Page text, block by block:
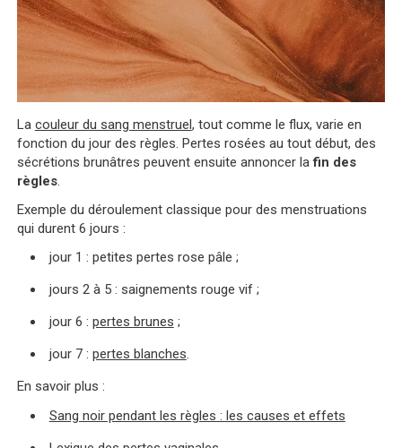
La couleur du sang menstruel, tout comme le flux, varie en
fonction du jour des règles. Pertes rosées au tout début, des
sécrétions brunâtres peuvent ensuite annoncer lafin des
règles.
Exemple du déroulement classique pour des menstruations
qui durent 6 jours :
jour 1 : petites pertes rose pâle ;
jours 2 à 5 : saignements rouge vif ;
jour 6 : pertes brunes ;
jour 7 : pertes blanches.
En savoir plus :
Sang noir pendant les règles : les causes et effets